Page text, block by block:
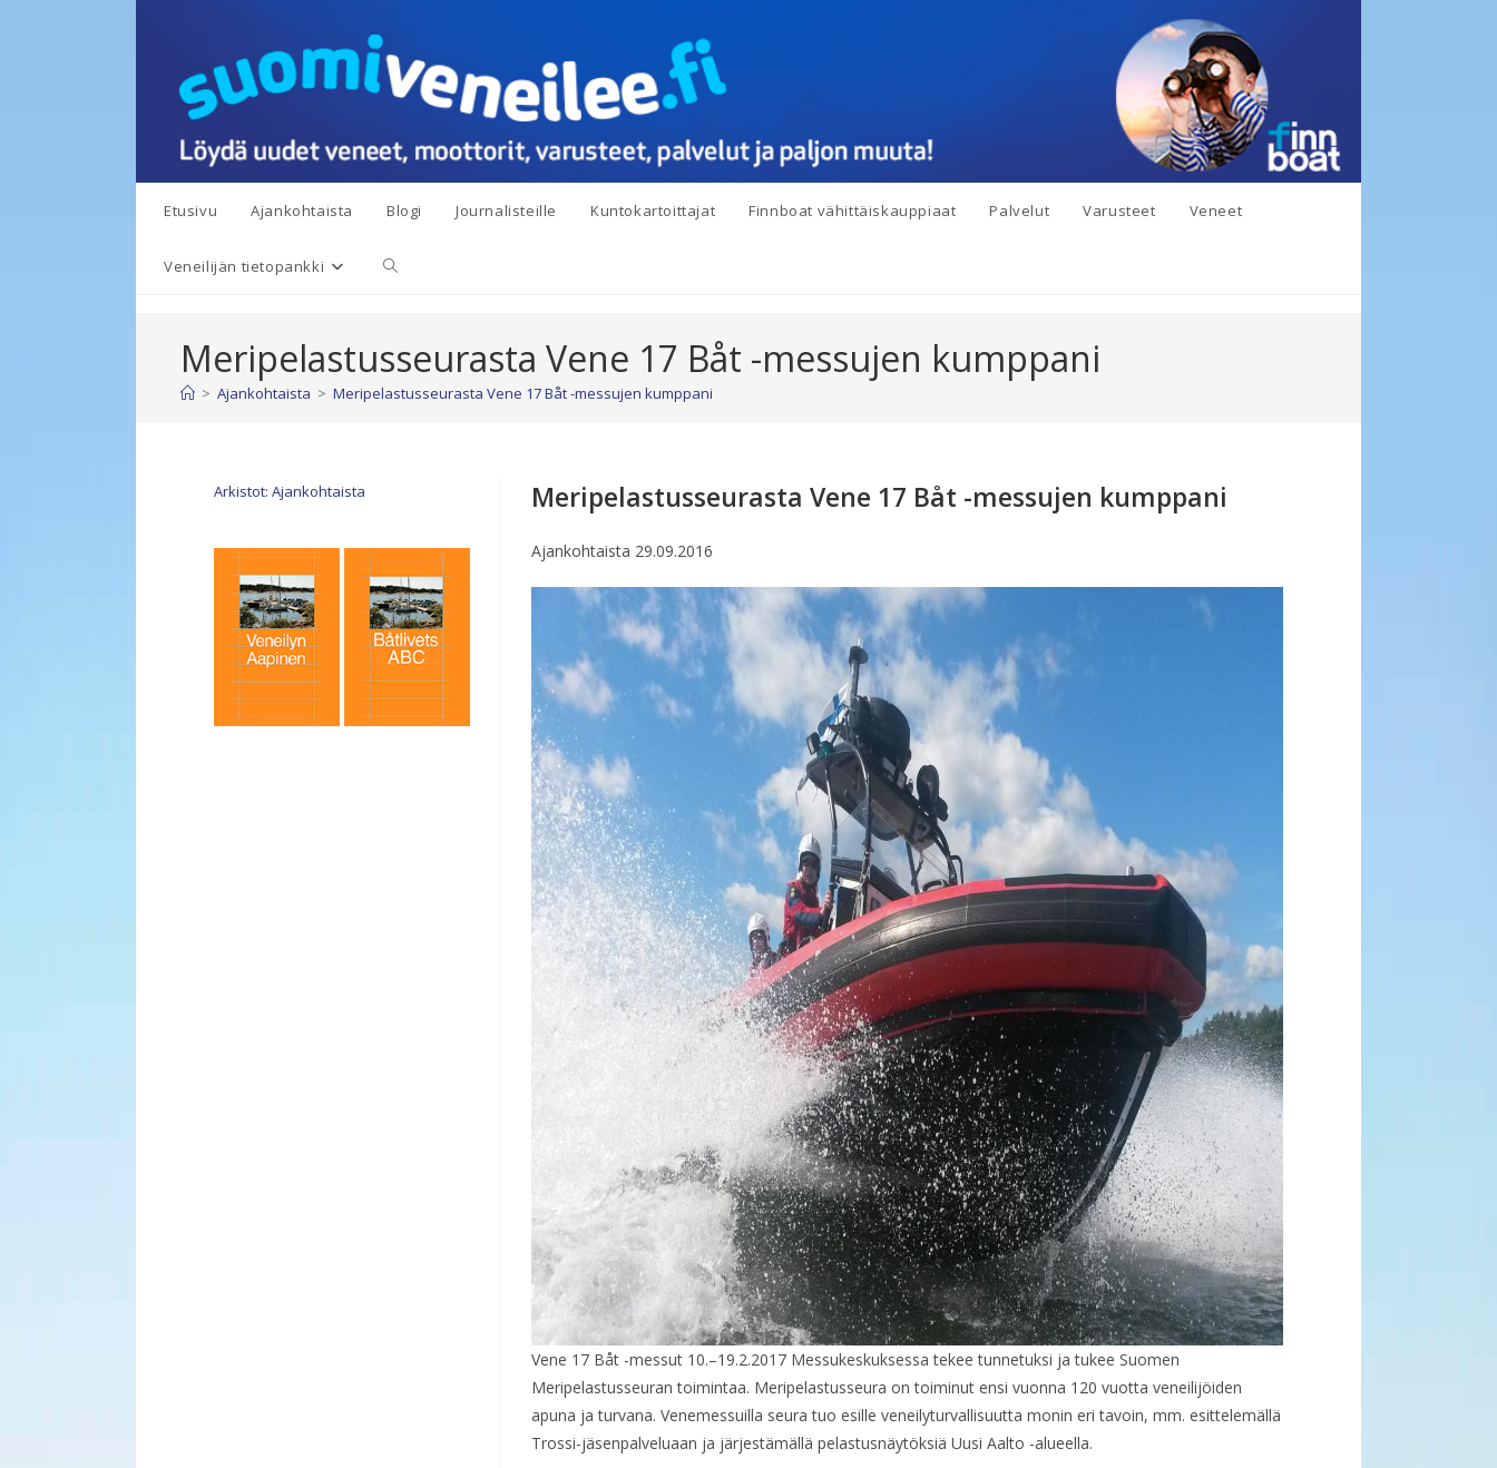
Etusivu Ajankohtaista Blogi Journalisteille Kuntokartoittajat Finnboat vähittäiskauppiaat Palvelut Varusteet Veneet
Veneilijän tietopankki Toggle
search
Meripelastusseurasta Vene 17 Båt -messujen kumppani
> Ajankohtaista > Meripelastusseurasta Vene 17 Båt -messujen kumppani
Arkistot: Ajankohtaista Meripelastusseurasta Vene 17 Båt -messujen kumppani
Ajankohtaista 29.09.2016
Vene 17 Båt -messut 10.–19.2.2017 Messukeskuksessa tekee tunnetuksi ja tukee Suomen
Meripelastusseuran toimintaa. Meripelastusseura on toiminut ensi vuonna 120 vuotta veneilijöiden
apuna ja turvana. Venemessuilla seura tuo esille veneilyturvallisuutta monin eri tavoin, mm. esittelemällä
Trossi-jäsenpalveluaan ja järjestämällä pelastusnäytöksiä Uusi Aalto -alueella.